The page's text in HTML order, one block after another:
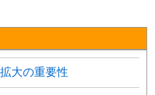
大の重要性